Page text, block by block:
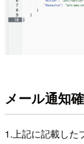
メール通知
1.上記に記載した